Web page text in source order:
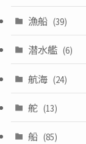
漁船 (39)
潜水艦 (6)
航海 (24)
舵 (13)
船 (85)